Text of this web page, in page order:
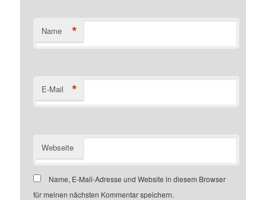
Name *
E-Mail *
Webseite
Name, E-Mail-Adresse und Website in diesem Browser
für meinen nächsten Kommentar speichern.